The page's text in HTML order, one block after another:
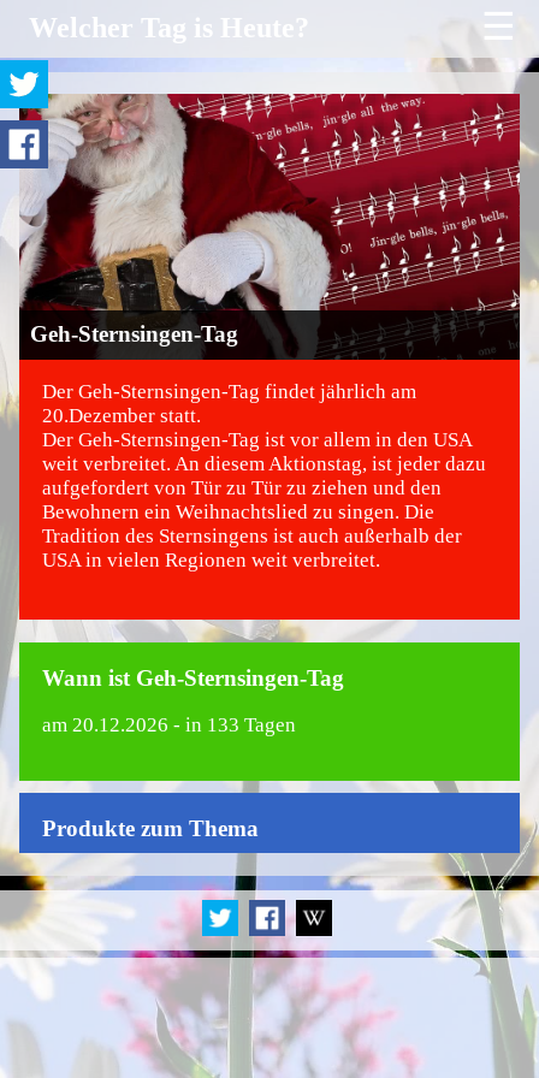
Welcher Tag is Heute? ☰
Geh-Sternsingen-Tag
©
Der Geh-Sternsingen-Tag findet jährlich am
20.Dezember statt.
Der Geh-Sternsingen-Tag ist vor allem in den USA
weit verbreitet. An diesem Aktionstag, ist jeder dazu
aufgefordert von Tür zu Tür zu ziehen und den
Bewohnern ein Weihnachtslied zu singen. Die
Tradition des Sternsingens ist auch außerhalb der
USA in vielen Regionen weit verbreitet.
Wann ist Geh-Sternsingen-Tag
am 20.12.2026 - in 133 Tagen
Produkte zum Thema